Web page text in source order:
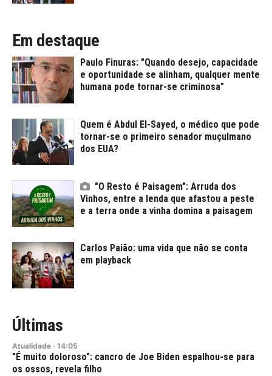
Em destaque
Paulo Finuras: "Quando desejo, capacidade
e oportunidade se alinham, qualquer mente
humana pode tornar-se criminosa"
Quem é Abdul El-Sayed, o médico que pode
tornar-se o primeiro senador muçulmano
dos EUA?
"O Resto é Paisagem": Arruda dos
Vinhos, entre a lenda que afastou a peste
e a terra onde a vinha domina a paisagem
Carlos Paião: uma vida que não se conta
em playback
Últimas
Atualidade · 14:05
"É muito doloroso": cancro de Joe Biden espalhou-se para
os ossos, revela filho